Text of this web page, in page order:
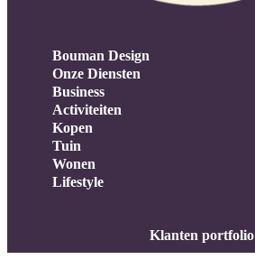
Bouman Design
Onze Diensten
Business
Activiteiten
Kopen
Tuin
Wonen
Lifestyle
Klanten portfolio